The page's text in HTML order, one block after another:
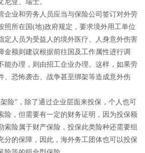
尼亚、瑞士。
企业和劳务人员应当与保险公司签订对外劳
照所在国(地)政府规定，要求境外用工单位
定人员为受益人的境外医疗、人身意外伤害
金额则建议根据前往国及工作属性进行调
能办理，则由招工企业办理。这样，如果劳
、恐怖袭击、战争甚至绑架等造成意外伤
险”，除了通过企业层面来投保，个人也可
险，但需要有一定的财务证明，因为投保额
索险属于财产保险，投保此类险种还需要组
分的保障，因此，海外务工团体也可以投保